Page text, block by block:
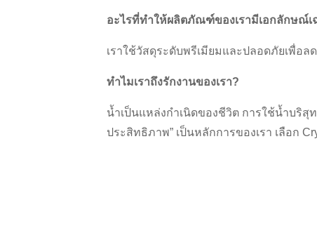
อะไรที่ทำให้ผลิตภัณฑ์ของเรามีเอกลักษณ์เ
เราใช้วัสดุระดับพรีเมียมและปลอดภัยเพื่อ
ทำไมเราถึงรักงานของเรา?
น้ำเป็นแหล่งกำเนิดของชีวิต การใช้น้ำบริ
ประสิทธิภาพ” เป็นหลักการของเรา เลือก